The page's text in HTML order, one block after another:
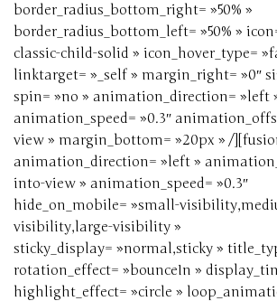
border_radius_bottom_right= »50% »
border_radius_bottom_left= »50% »
classic-child-solid » icon_hover_type=
linktarget= »_self » margin_right= »0″
spin= »no » animation_direction= »left
animation_speed= »0.3″
view » margin_bottom= »20px » /
animation_direction= »left »
into-view » animation_speed= »0.3″
hide_on_mobile= »small-
visibility,large-visibility »
sticky_display= »normal,sticky »
rotation_effect= »bounceIn »
highlight_effect= »circle »